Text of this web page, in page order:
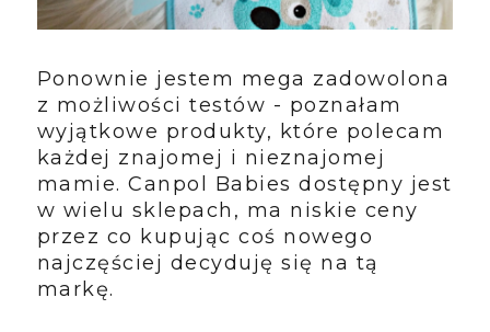
Ponownie jestem mega zadowolona
z możliwości testów - poznałam
wyjątkowe produkty, które polecam
każdej znajomej i nieznajomej
mamie. Canpol Babies dostępny jest
w wielu sklepach, ma niskie ceny
przez co kupując coś nowego
najczęściej decyduję się na tą
markę.